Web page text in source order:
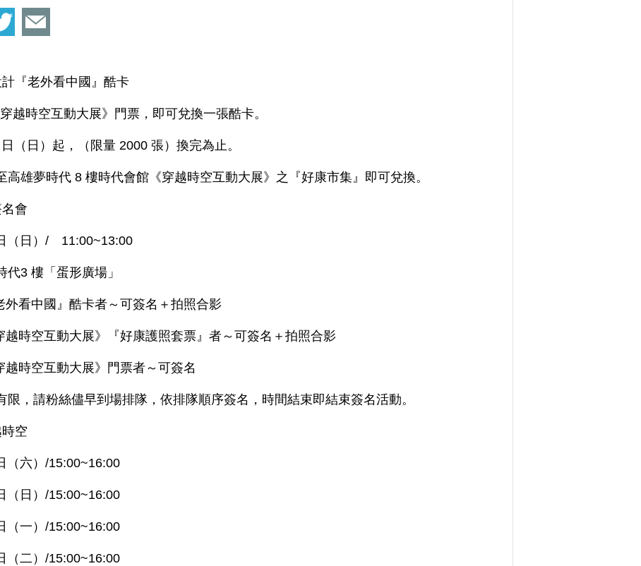
『老外看中國』酷卡
越時空互動大展》門票，即可兌換一張酷卡。
（日）起，（限量 2000 張）換完為止。
雄夢時代 8 樓時代會館《穿越時空互動大展》之『好康市集』即可兌換。
會
（日）/ 11:00~13:00
代3 樓「蛋形廣場」
看中國』酷卡者～可簽名＋拍照合影
動大展》『好康護照套票』者～可簽名＋拍照合影
動大展》門票者～可簽名
，請粉絲儘早到場排隊，依排隊順序簽名，時間結束即結束簽名活動。
空
六）/15:00~16:00
/15:00~16:00
/15:00~16:00
/15:00~16:00